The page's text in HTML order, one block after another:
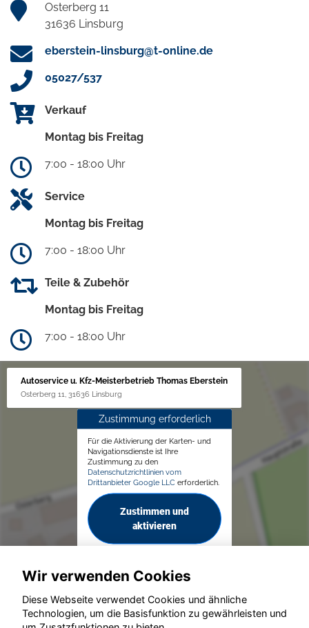
Osterberg 11
31636 Linsburg
eberstein-linsburg@t-online.de
05027/537
Verkauf
Montag bis Freitag
7:00 - 18:00 Uhr
Service
Montag bis Freitag
7:00 - 18:00 Uhr
Teile & Zubehör
Montag bis Freitag
7:00 - 18:00 Uhr
Autoservice u. Kfz-Meisterbetrieb Thomas Eberstein
Osterberg 11, 31636 Linsburg
Zustimmung erforderlich
Für die Aktivierung der Karten- und
Navigationsdienste ist Ihre
Zustimmung zu den
Datenschutzrichtlinien vom
Drittanbieter Google LLC erforderlich.
Zustimmen und
aktivieren
Wir verwenden Cookies
Diese Webseite verwendet Cookies und ähnliche
Technologien, um die Basisfunktion zu gewährleisten und